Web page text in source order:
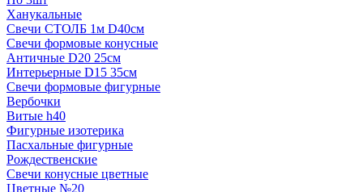
Ханукальные
Свечи СТОЛБ 1м D40см
Свечи формовые конусные
Античные D20 25см
Интерьерные D15 35см
Свечи формовые фигурные
Вербочки
Витые h40
Фигурные изотерика
Пасхальные фигурные
Рождественские
Свечи конусные цветные
Цветные №20